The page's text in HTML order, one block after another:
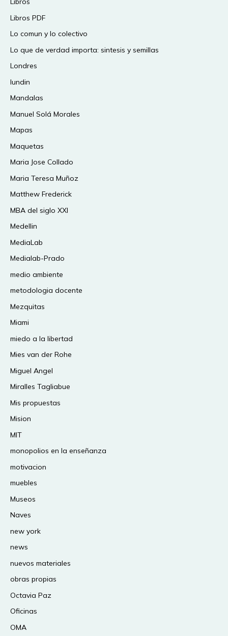
Libros PDF
Lo comun y lo colectivo
Lo que de verdad importa: sintesis y semillas
Londres
lundin
Mandalas
Manuel Solá Morales
Mapas
Maquetas
Maria Jose Collado
Maria Teresa Muñoz
Matthew Frederick
MBA del siglo XXI
Medellin
MediaLab
Medialab-Prado
medio ambiente
metodologia docente
Mezquitas
Miami
miedo a la libertad
Mies van der Rohe
Miguel Angel
Miralles Tagliabue
Mis propuestas
Mision
MIT
monopolios en la enseñanza
motivacion
muebles
Museos
Naves
new york
news
nuevos materiales
obras propias
Octavia Paz
Oficinas
OMA